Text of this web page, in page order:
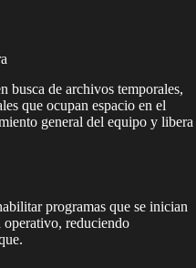
busca de archivos temporales,
que ocupan espacio en el
general del equipo y libera
programas que se inician
operativo, reduciendo